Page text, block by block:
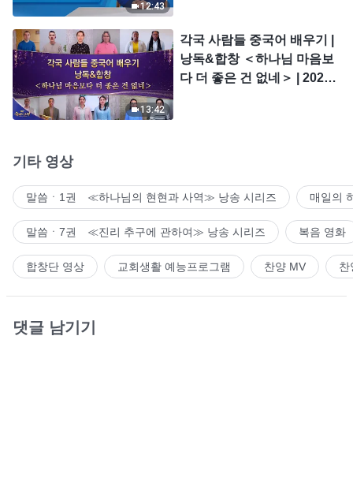
12:43
13:42
각국 사람들 중국어 배우기 |
낭독&합창 ＜하나님 마음보
다 더 좋은 건 없네＞ | 2026
기타 영상
말씀ㆍ1권 ≪하나님의 현현과 사역≫ 낭송 시리즈 매일의
말씀ㆍ7권 ≪진리 추구에 관하여≫ 낭송 시리즈 복음 영화
합창단 영상 교회생활 예능프로그램 찬양 MV 찬
댓글 남기기